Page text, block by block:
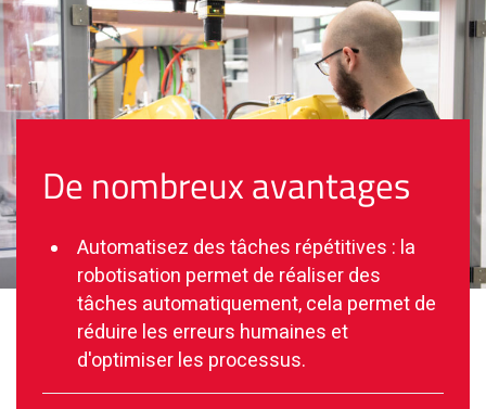
De nombreux avantages
Automatisez des tâches répétitives : la
robotisation permet de réaliser des
tâches automatiquement, cela permet de
réduire les erreurs humaines et
d'optimiser les processus.